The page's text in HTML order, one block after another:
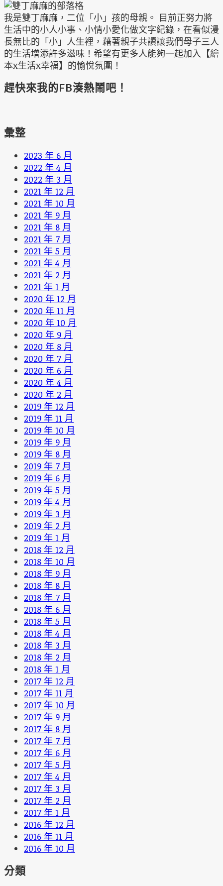
我是雙丁麻麻，二位「小」孩的母親。 目前正努力將
生活中的小人小事、小情小愛化做文字紀錄，在看似漫
長無比的「小」人生裡，藉著親子共讀讓我們母子三人
的生活增添許多滋味！希望有更多人能夠一起加入【繪
本x生活x幸福】的愉悅氛圍！
趕快來我的FB湊熱鬧吧！
彙整
2023 年 6 月
2022 年 4 月
2022 年 3 月
2021 年 12 月
2021 年 10 月
2021 年 9 月
2021 年 8 月
2021 年 7 月
2021 年 5 月
2021 年 4 月
2021 年 2 月
2021 年 1 月
2020 年 12 月
2020 年 11 月
2020 年 10 月
2020 年 9 月
2020 年 8 月
2020 年 7 月
2020 年 6 月
2020 年 4 月
2020 年 2 月
2019 年 12 月
2019 年 11 月
2019 年 10 月
2019 年 9 月
2019 年 8 月
2019 年 7 月
2019 年 6 月
2019 年 5 月
2019 年 4 月
2019 年 3 月
2019 年 2 月
2019 年 1 月
2018 年 12 月
2018 年 10 月
2018 年 9 月
2018 年 8 月
2018 年 7 月
2018 年 6 月
2018 年 5 月
2018 年 4 月
2018 年 3 月
2018 年 2 月
2018 年 1 月
2017 年 12 月
2017 年 11 月
2017 年 10 月
2017 年 9 月
2017 年 8 月
2017 年 7 月
2017 年 6 月
2017 年 5 月
2017 年 4 月
2017 年 3 月
2017 年 2 月
2017 年 1 月
2016 年 12 月
2016 年 11 月
2016 年 10 月
分類